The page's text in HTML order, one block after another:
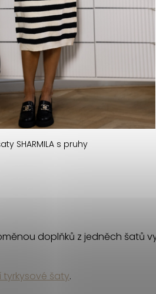
SHARMILA s pruhy
doplňků z jedněch šatů
šaty.